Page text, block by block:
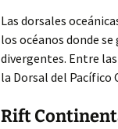
Las dorsales
los océanos donde
divergentes. Entre
la Dorsal del Pacífico
Rift